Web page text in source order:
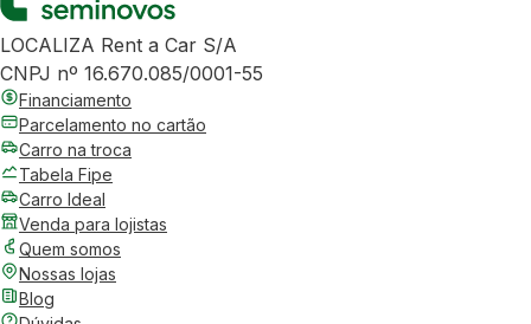
LOCALIZA Rent a Car S/A
CNPJ nº 16.670.085/0001-55
Financiamento
Parcelamento no cartão
Carro na troca
Tabela Fipe
Carro Ideal
Venda para lojistas
Quem somos
Nossas lojas
Blog